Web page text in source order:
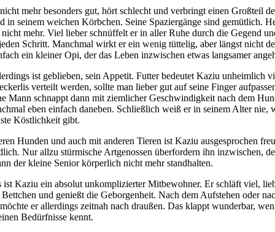
mehr besonders gut, hört schlecht und verbringt einen Großteil
in seinem weichen Körbchen. Seine Spaziergänge sind gemütlich.
mehr. Viel lieber schnüffelt er in aller Ruhe durch die Gegend
Schritt. Manchmal wirkt er ein wenig tüttelig, aber längst nicht
ein kleiner Opi, der das Leben inzwischen etwas langsamer
ist geblieben, sein Appetit. Futter bedeutet Kaziu unheimlich
verteilt werden, sollte man lieber gut auf seine Finger
Mann schnappt dann mit ziemlicher Geschwindigkeit nach dem
eben einfach daneben. Schließlich weiß er in seinem Alter nie,
Köstlichkeit gibt.
Hunden und auch mit anderen Tieren ist Kaziu ausgesprochen
Nur allzu stürmische Artgenossen überfordern ihn inzwischen,
der kleine Senior körperlich nicht mehr standhalten.
ist Kaziu ein absolut unkomplizierter Mitbewohner. Er schläft viel,
und genießt die Geborgenheit. Nach dem Aufstehen oder
er allerdings zeitnah nach draußen. Das klappt wunderbar,
Bedürfnisse kennt.